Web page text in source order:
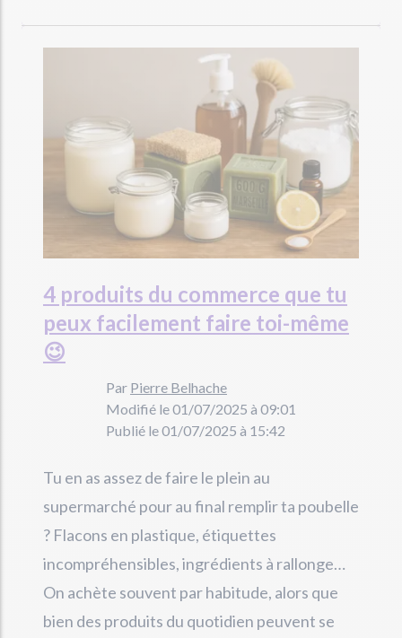
4 produits du commerce que tu
peux facilement faire toi-même
😉
Par Pierre Belhache
Modifié le 01/07/2025 à 09:01
Publié le 01/07/2025 à 15:42
Tu en as assez de faire le plein au
supermarché pour au final remplir ta poubelle
? Flacons en plastique, étiquettes
incompréhensibles, ingrédients à rallonge…
On achète souvent par habitude, alors que
bien des produits du quotidien peuvent se